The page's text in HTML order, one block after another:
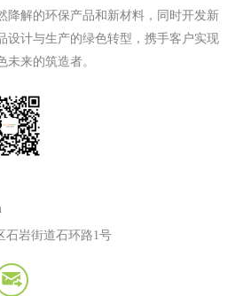
降解的环保产品和新材料，同时开发新
设计与生产的绿色转型，携手客户实现
来的筑造者。
石岩街道石环路1号